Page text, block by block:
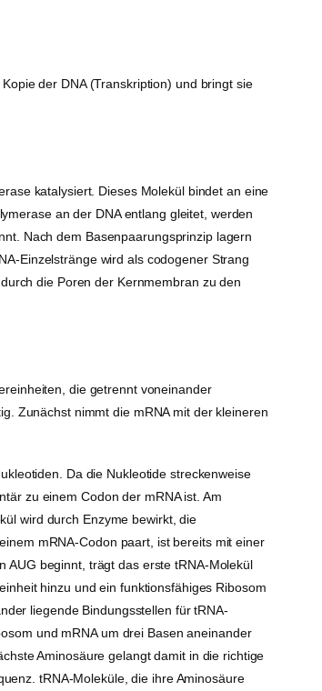
der DNA (Transkription) und bringt sie
katalysiert. Dieses Molekül bindet an eine
an der DNA entlang gleitet, werden
Nach dem Basenpaarungsprinzip lagern
Einzelstränge wird als codogener Strang
die Poren der Kernmembran zu den
die getrennt voneinander
Zunächst nimmt die mRNA mit der kleineren
Da die Nukleotide streckenweise
zu einem Codon der mRNA ist. Am
wird durch Enzyme bewirkt, die
mRNA-Codon paart, ist bereits mit einer
AUG beginnt, trägt das erste tRNA-Molekül
hinzu und ein funktionsfähiges Ribosom
liegende Bindungsstellen für tRNA-
und mRNA um drei Basen aneinander
Aminosäure gelangt damit in die richtige
tRNA-Moleküle, die ihre Aminosäure